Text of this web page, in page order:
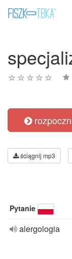
ściągnij mp3
Pytanie
alergologia